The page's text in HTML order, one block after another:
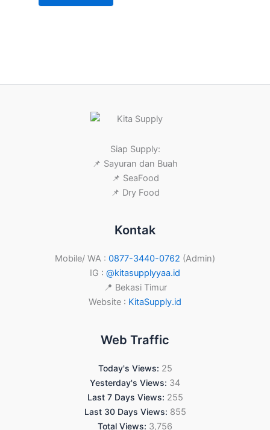
Siap Supply:
📌 Sayuran dan Buah
📌 SeaFood
📌 Dry Food
Kontak
Mobile/ WA : 0877-3440-0762 (Admin)
IG : @kitasupplyyaa.id
📍 Bekasi Timur
Website : KitaSupply.id
Web Traffic
Today's Views: 25
Yesterday's Views: 34
Last 7 Days Views: 255
Last 30 Days Views: 855
Total Views: 3,756